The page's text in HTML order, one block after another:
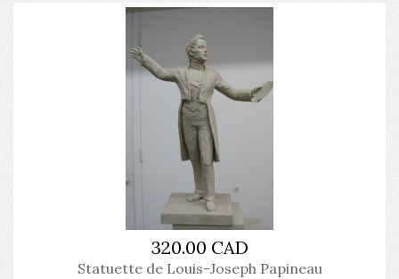
320.00 CAD
Statuette de Louis-Joseph Papineau